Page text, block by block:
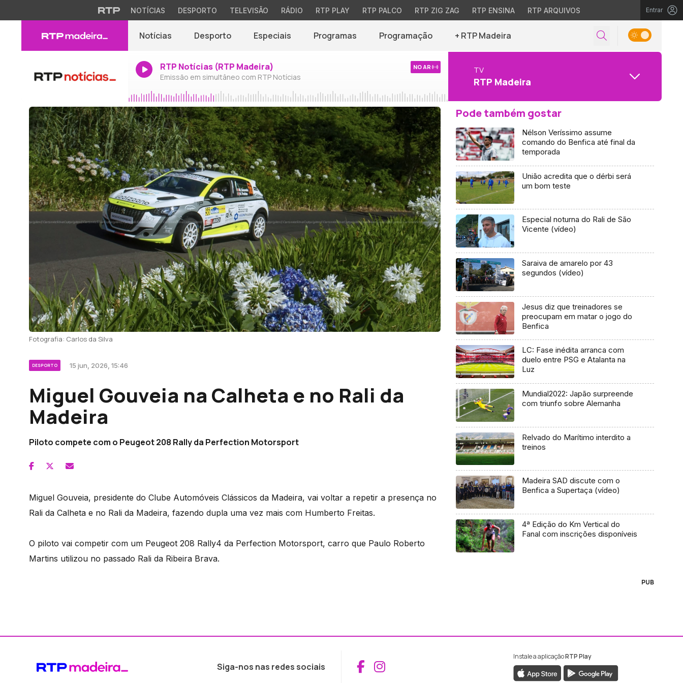
NOTÍCIAS DESPORTO TELEVISÃO RÁDIO RTP PLAY RTP PALCO RTP ZIG ZAG RTP ENSINA RTP ARQUIVOS Entrar
Notícias Desporto Especiais Programas Programação + RTP Madeira
RTP Notícias (RTP Madeira)
Emissão em simultâneo com RTP Notícias
NO AR TV
RTP Madeira
Fotografia: Carlos da Silva
DESPORTO 15 jun, 2026, 15:46
Miguel Gouveia na Calheta e no Rali da
Madeira
Piloto compete com o Peugeot 208 Rally da Perfection Motorsport
Miguel Gouveia, presidente do Clube Automóveis Clássicos da Madeira, vai voltar a repetir a presença no
Rali da Calheta e no Rali da Madeira, fazendo dupla uma vez mais com Humberto Freitas.
O piloto vai competir com um Peugeot 208 Rally4 da Perfection Motorsport, carro que Paulo Roberto
Martins utilizou no passado Rali da Ribeira Brava.
Pode também gostar
Nélson Veríssimo assume
comando do Benfica até final da
temporada
União acredita que o dérbi será
um bom teste
Especial noturna do Rali de São
Vicente (vídeo)
Saraiva de amarelo por 43
segundos (vídeo)
Jesus diz que treinadores se
preocupam em matar o jogo do
Benfica
LC: Fase inédita arranca com
duelo entre PSG e Atalanta na
Luz
Mundial2022: Japão surpreende
com triunfo sobre Alemanha
Relvado do Marítimo interdito a
treinos
Madeira SAD discute com o
Benfica a Supertaça (vídeo)
4ª Edição do Km Vertical do
Fanal com inscrições disponíveis
PUB
Siga-nos nas redes sociais Aceder ao Facebook da RTP Madeira
Aceder ao Instagram da RTP Madeira
Instale a aplicaçãoRTP Play